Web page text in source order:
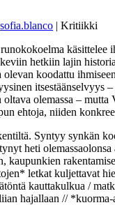
sofia.blanco | Kritiikki
käsittelee
hetkiin lajin
koodattu
itsestäänselvyys
oltava olemassa – mutta
ehtoja, niiden
Syntyy synkän
heti
kaupunkien
letkat kuljettavat
kauttakulkua /
hajallaan //